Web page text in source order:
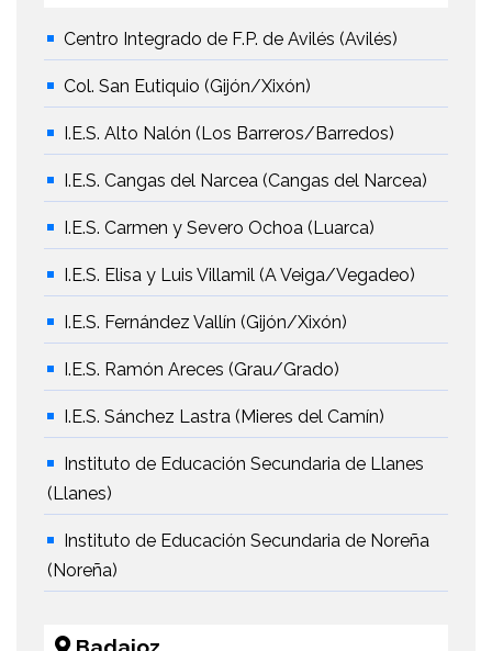
Centro Integrado de F.P. de Avilés (Avilés)
Col. San Eutiquio (Gijón/Xixón)
I.E.S. Alto Nalón (Los Barreros/Barredos)
I.E.S. Cangas del Narcea (Cangas del Narcea)
I.E.S. Carmen y Severo Ochoa (Luarca)
I.E.S. Elisa y Luis Villamil (A Veiga/Vegadeo)
I.E.S. Fernández Vallín (Gijón/Xixón)
I.E.S. Ramón Areces (Grau/Grado)
I.E.S. Sánchez Lastra (Mieres del Camín)
Instituto de Educación Secundaria de Llanes
(Llanes)
Instituto de Educación Secundaria de Noreña
(Noreña)